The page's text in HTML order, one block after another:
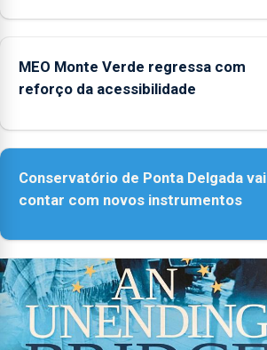
MEO Monte Verde regressa com
reforço da acessibilidade
Conservatório de Ponta Delgada vai
contar com novos instrumentos